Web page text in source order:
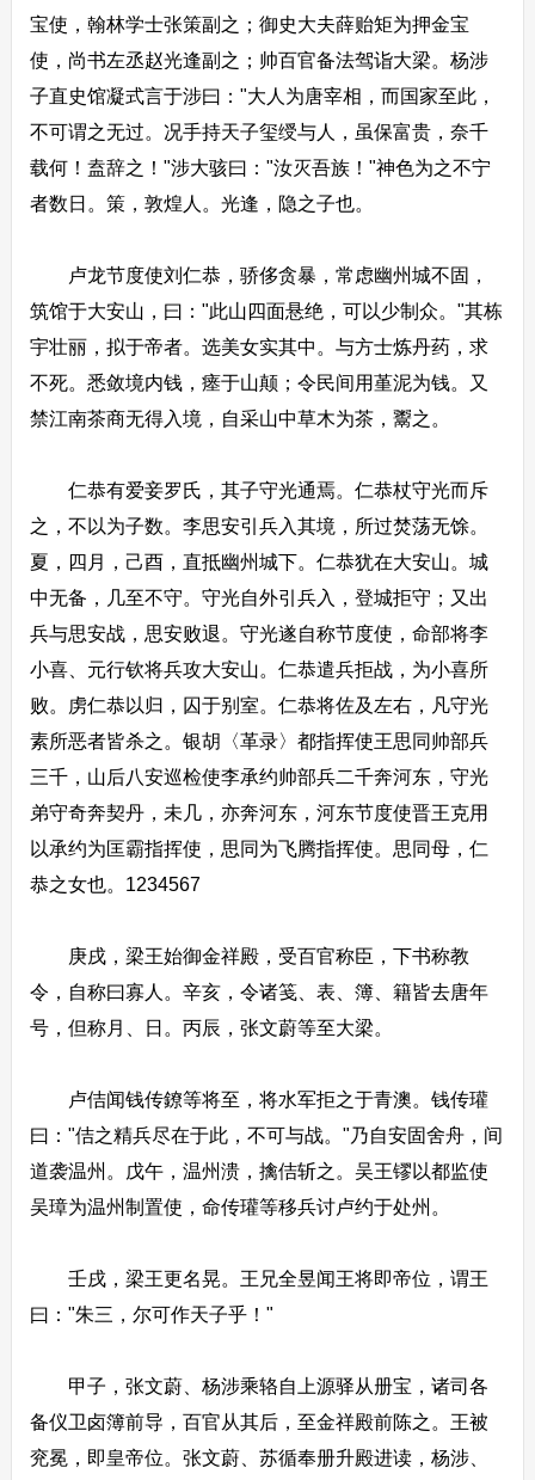
宝使，翰林学士张策副之；御史大夫薛贻矩为押金宝
使，尚书左丞赵光逢副之；帅百官备法驾诣大梁。杨涉
子直史馆凝式言于涉曰："大人为唐宰相，而国家至此，
不可谓之无过。况手持天子玺绶与人，虽保富贵，奈千
载何！盍辞之！"涉大骇曰："汝灭吾族！"神色为之不宁
者数日。策，敦煌人。光逢，隐之子也。
卢龙节度使刘仁恭，骄侈贪暴，常虑幽州城不固，
筑馆于大安山，曰："此山四面悬绝，可以少制众。"其栋
宇壮丽，拟于帝者。选美女实其中。与方士炼丹药，求
不死。悉敛境内钱，瘗于山颠；令民间用堇泥为钱。又
禁江南茶商无得入境，自采山中草木为茶，鬻之。
仁恭有爱妾罗氏，其子守光通焉。仁恭杖守光而斥
之，不以为子数。李思安引兵入其境，所过焚荡无馀。
夏，四月，己酉，直抵幽州城下。仁恭犹在大安山。城
中无备，几至不守。守光自外引兵入，登城拒守；又出
兵与思安战，思安败退。守光遂自称节度使，命部将李
小喜、元行钦将兵攻大安山。仁恭遣兵拒战，为小喜所
败。虏仁恭以归，囚于别室。仁恭将佐及左右，凡守光
素所恶者皆杀之。银胡〈革录〉都指挥使王思同帅部兵
三千，山后八安巡检使李承约帅部兵二千奔河东，守光
弟守奇奔契丹，未几，亦奔河东，河东节度使晋王克用
以承约为匡霸指挥使，思同为飞腾指挥使。思同母，仁
恭之女也。1234567
庚戌，梁王始御金祥殿，受百官称臣，下书称教
令，自称曰寡人。辛亥，令诸笺、表、簿、籍皆去唐年
号，但称月、日。丙辰，张文蔚等至大梁。
卢佶闻钱传鐐等将至，将水军拒之于青澳。钱传瓘
曰："佶之精兵尽在于此，不可与战。"乃自安固舍舟，间
道袭温州。戊午，温州溃，擒佶斩之。吴王镠以都监使
吴璋为温州制置使，命传瓘等移兵讨卢约于处州。
壬戌，梁王更名晃。王兄全昱闻王将即帝位，谓王
曰："朱三，尔可作天子乎！"
甲子，张文蔚、杨涉乘辂自上源驿从册宝，诸司各
备仪卫卤簿前导，百官从其后，至金祥殿前陈之。王被
兖冕，即皇帝位。张文蔚、苏循奉册升殿进读，杨涉、